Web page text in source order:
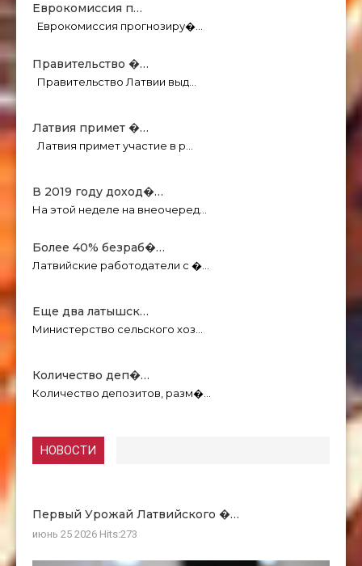
Еврокомиссия п…
Еврокомиссия прогнозиру�…
Правительство �…
Правительство Латвии выд…
Латвия примет �…
Латвия примет участие в р…
В 2019 году доход�…
На этой неделе на внеочеред…
Более 40% безраб�…
Латвийские работодатели с �…
Еще два латышск…
Министерство сельского хоз…
Количество деп�…
Количество депозитов, разм�…
НОВОСТИ
Первый Урожай Латвийского �…
июнь 25 2026 Hits:273